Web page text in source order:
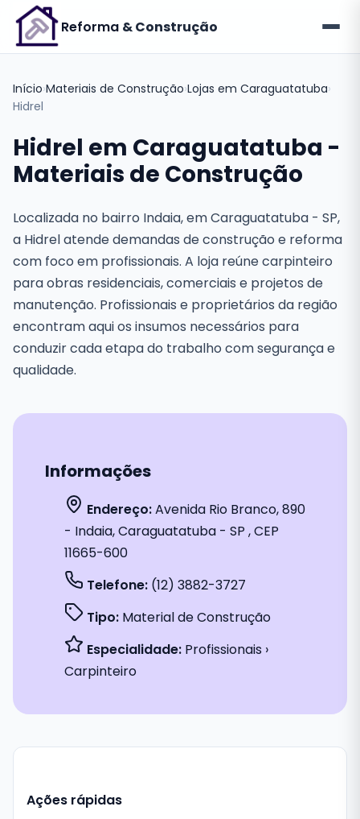
Reforma & Construção
Início›Materiais de Construção›Lojas em Caraguatatuba›
Hidrel
Hidrel em Caraguatatuba -
Materiais de Construção
Localizada no bairro Indaia, em Caraguatatuba - SP,
a Hidrel atende demandas de construção e reforma
com foco em profissionais. A loja reúne carpinteiro
para obras residenciais, comerciais e projetos de
manutenção. Profissionais e proprietários da região
encontram aqui os insumos necessários para
conduzir cada etapa do trabalho com segurança e
qualidade.
Informações
Endereço:Avenida Rio Branco, 890
- Indaia, Caraguatatuba - SP , CEP
11665-600
Telefone: (12) 3882-3727
Tipo: Material de Construção
Especialidade: Profissionais ›
Carpinteiro
Ações rápidas